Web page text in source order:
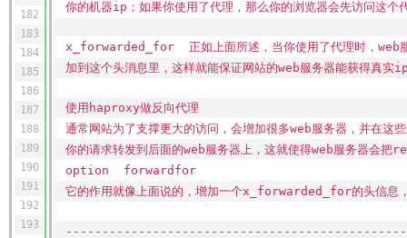
182
183
184
185
186
187
188
189
190
191
192
193
你的机器ip；如果你使用了代理，那么你的浏览器会先访问这
x_forwarded_for 正如上面所述，当你使用了代理时，web
加到这个头消息里，这样就能保证网站的web服务器能获得真实
使用haproxy做反向代理
通常网站为了支撑更大的访问，会增加很多web服务器，并在这
你的请求转发到后面的web服务器上，这就使得web服务器会
option forwardfor
它的作用就像上面说的，增加一个x_forwarded_for的头信息